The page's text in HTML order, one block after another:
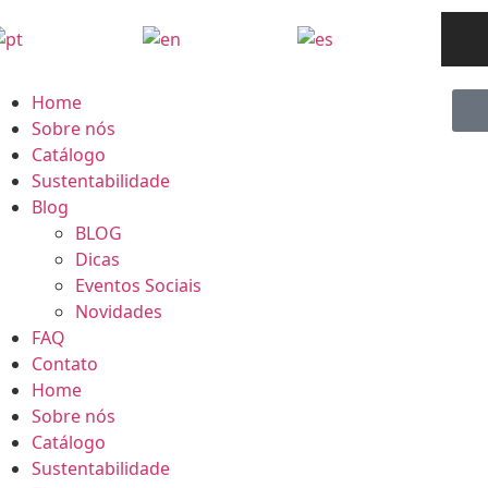
Home
Sobre nós
Catálogo
Sustentabilidade
Blog
BLOG
Dicas
Eventos Sociais
Novidades
FAQ
Contato
Home
Sobre nós
Catálogo
Sustentabilidade